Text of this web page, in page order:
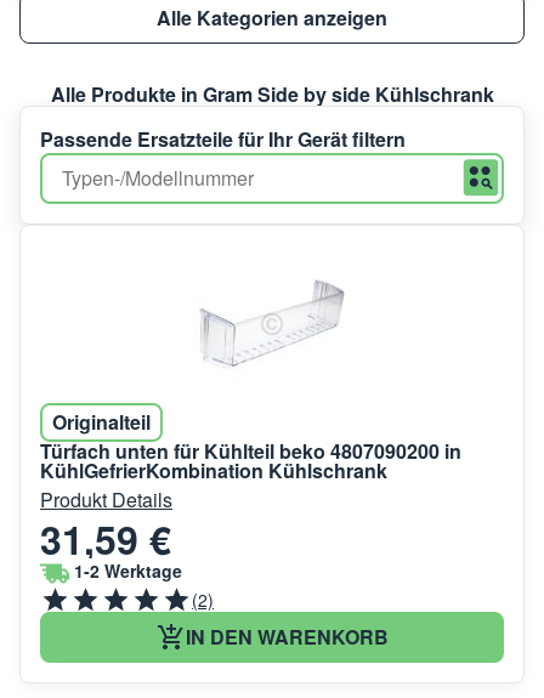
Alle Kategorien anzeigen
Alle Produkte in Gram Side by side Kühlschrank
Passende Ersatzteile für Ihr Gerät filtern
Originalteil
Türfach unten für Kühlteil beko 4807090200 in
KühlGefrierKombination Kühlschrank
Produkt Details
31,59 €
1-2 Werktage
(2)
IN DEN WARENKORB